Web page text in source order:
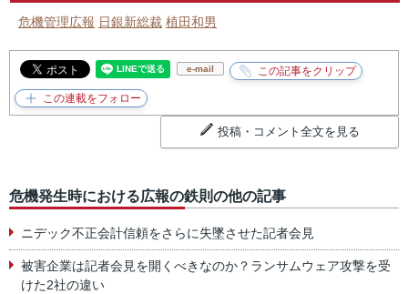
危機管理広報 日銀新総裁 植田和男
e-mail
投稿・コメント全文を見る
危機発生時における広報の鉄則の他の記事
ニデック不正会計信頼をさらに失墜させた記者会見
被害企業は記者会見を開くべきなのか？ランサムウェア攻撃を受
けた2社の違い